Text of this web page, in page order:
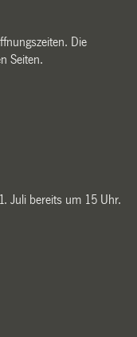
Die
Seiten.
Juli bereits um 15 Uhr.